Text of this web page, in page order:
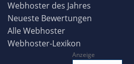
Webhoster des Jahres
Neueste Bewertungen
Alle Webhoster
Webhoster-Lexikon
Anzeige